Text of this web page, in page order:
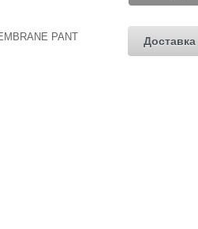
Доставка